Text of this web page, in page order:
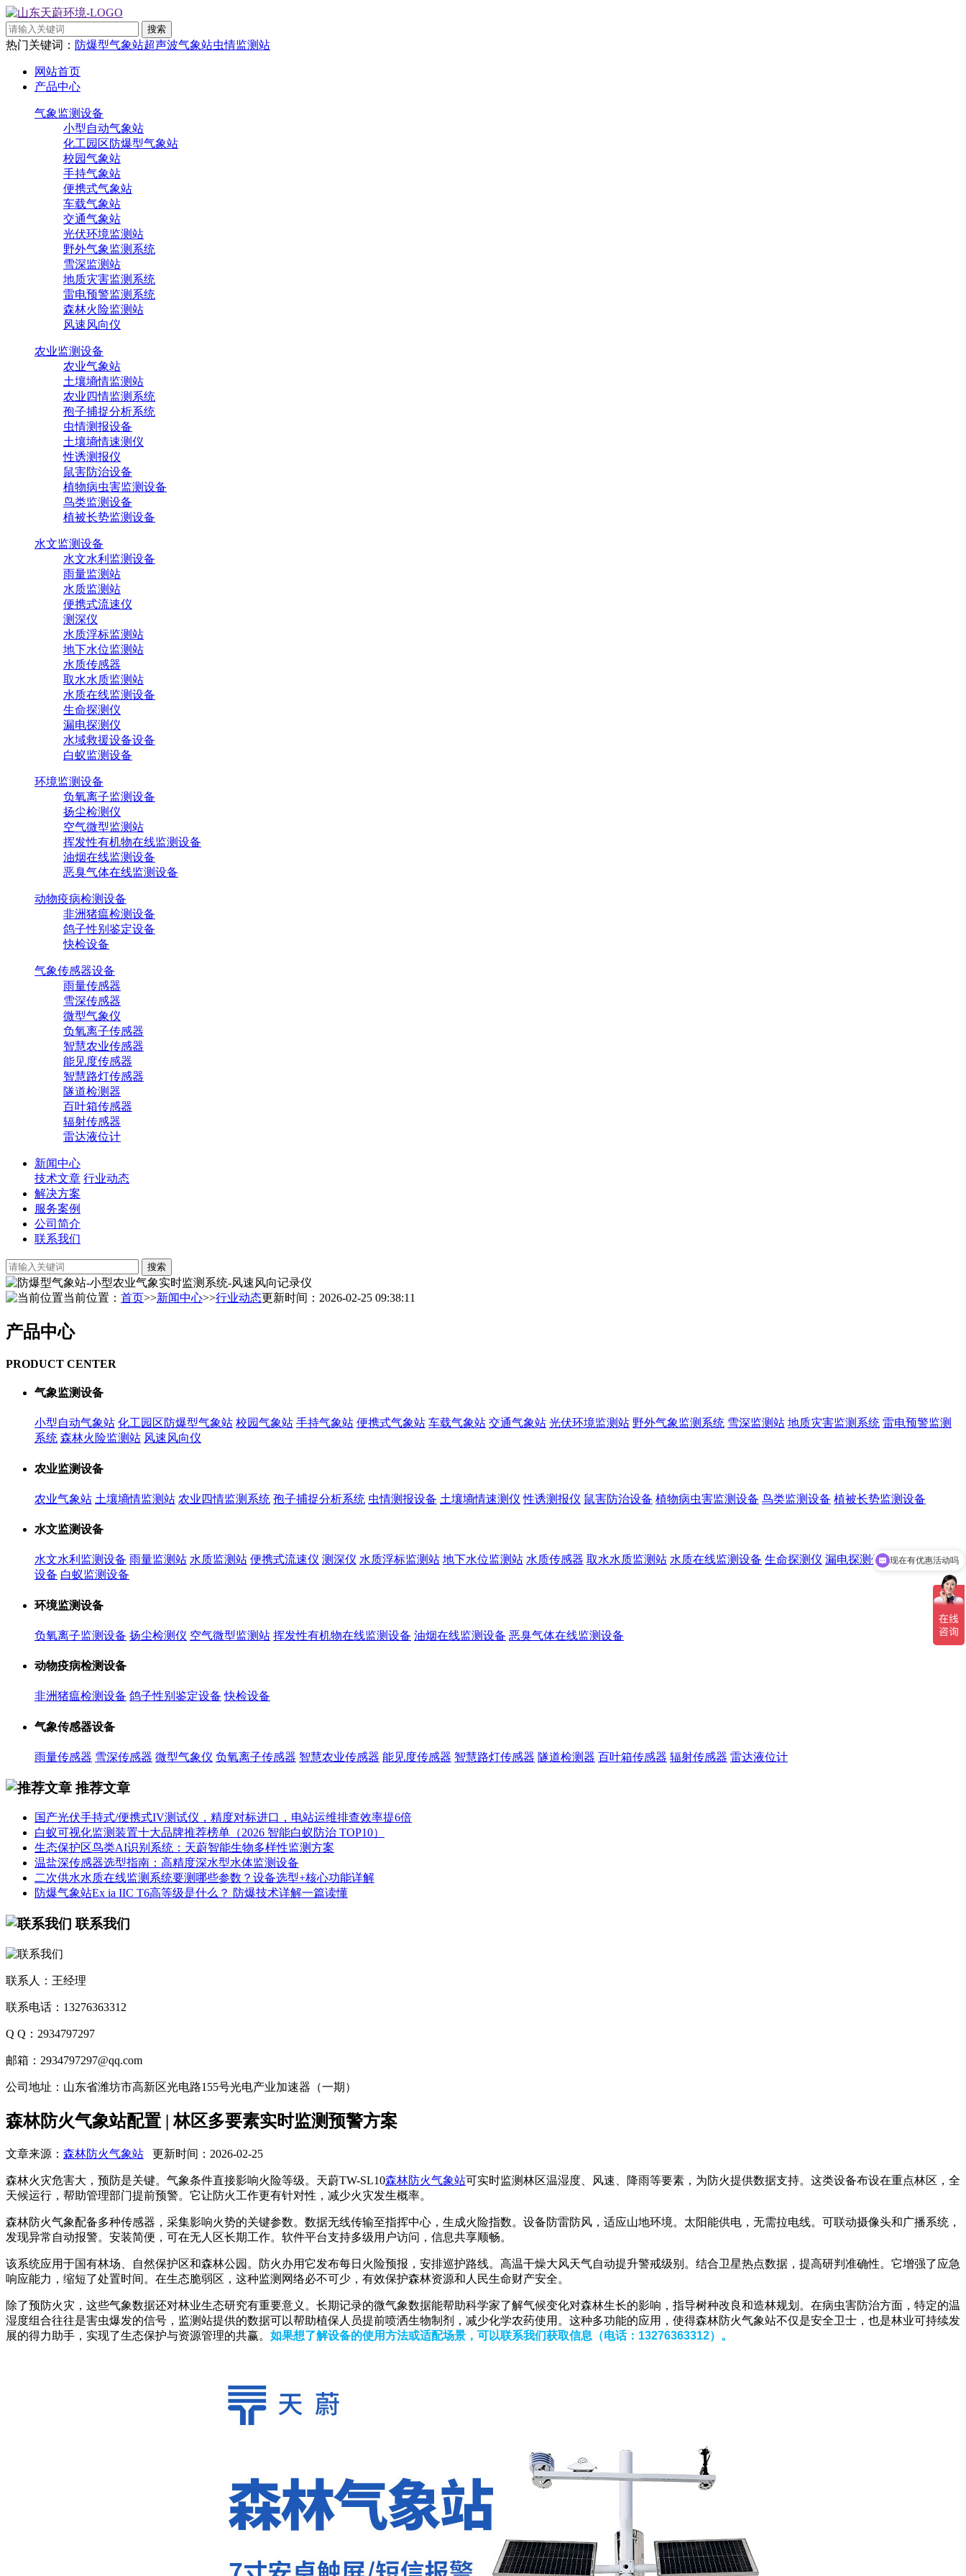
热门关键词： 防爆型气象站超声波气象站虫情监测站
网站首页
产品中心
气象监测设备
小型自动气象站
化工园区防爆型气象站
校园气象站
手持气象站
便携式气象站
车载气象站
交通气象站
光伏环境监测站
野外气象监测系统
雪深监测站
地质灾害监测系统
雷电预警监测系统
森林火险监测站
风速风向仪
农业监测设备
农业气象站
土壤墒情监测站
农业四情监测系统
孢子捕捉分析系统
虫情测报设备
土壤墒情速测仪
性诱测报仪
鼠害防治设备
植物病虫害监测设备
鸟类监测设备
植被长势监测设备
水文监测设备
水文水利监测设备
雨量监测站
水质监测站
便携式流速仪
测深仪
水质浮标监测站
地下水位监测站
水质传感器
取水水质监测站
水质在线监测设备
生命探测仪
漏电探测仪
水域救援设备设备
白蚁监测设备
环境监测设备
负氧离子监测设备
扬尘检测仪
空气微型监测站
挥发性有机物在线监测设备
油烟在线监测设备
恶臭气体在线监测设备
动物疫病检测设备
非洲猪瘟检测设备
鸽子性别鉴定设备
快检设备
气象传感器设备
雨量传感器
雪深传感器
微型气象仪
负氧离子传感器
智慧农业传感器
能见度传感器
智慧路灯传感器
隧道检测器
百叶箱传感器
辐射传感器
雷达液位计
新闻中心
技术文章 行业动态
解决方案
服务案例
公司简介
联系我们
当前位置： 首页>>新闻中心>>行业动态更新时间：2026-02-25 09:38:11
产品中心
PRODUCT CENTER
气象监测设备
小型自动气象站 化工园区防爆型气象站 校园气象站 手持气象站 便携式气象站 车载气象站 交通气象站 光伏环境监测站 野外气象监测系统 雪深监测站 地质灾害监测系统 雷电预警监测
系统 森林火险监测站 风速风向仪
农业监测设备
农业气象站 土壤墒情监测站 农业四情监测系统 孢子捕捉分析系统 虫情测报设备 土壤墒情速测仪 性诱测报仪 鼠害防治设备 植物病虫害监测设备 鸟类监测设备 植被长势监测设备
水文监测设备
水文水利监测设备 雨量监测站 水质监测站 便携式流速仪 测深仪 水质浮标监测站 地下水位监测站 水质传感器 取水水质监测站 水质在线监测设备 生命探测仪 漏电探测仪 水域救援设备
设备 白蚁监测设备
环境监测设备
负氧离子监测设备 扬尘检测仪 空气微型监测站 挥发性有机物在线监测设备 油烟在线监测设备 恶臭气体在线监测设备
动物疫病检测设备
非洲猪瘟检测设备 鸽子性别鉴定设备 快检设备
气象传感器设备
雨量传感器 雪深传感器 微型气象仪 负氧离子传感器 智慧农业传感器 能见度传感器 智慧路灯传感器 隧道检测器 百叶箱传感器 辐射传感器 雷达液位计
推荐文章
国产光伏手持式/便携式IV测试仪，精度对标进口，电站运维排查效率提6倍
白蚁可视化监测装置十大品牌推荐榜单（2026 智能白蚁防治 TOP10）
生态保护区鸟类AI识别系统：天蔚智能生物多样性监测方案
温盐深传感器选型指南：高精度深水型水体监测设备
二次供水水质在线监测系统要测哪些参数？设备选型+核心功能详解
防爆气象站Ex ia IIC T6高等级是什么？ 防爆技术详解一篇读懂
联系我们
联系人：王经理
联系电话：13276363312
Q Q：2934797297
邮箱：2934797297@qq.com
公司地址：山东省潍坊市高新区光电路155号光电产业加速器（一期）
森林防火气象站配置 | 林区多要素实时监测预警方案
文章来源： 森林防火气象站 更新时间：2026-02-25
森林火灾危害大，预防是关键。气象条件直接影响火险等级。天蔚TW-SL10森林防火气象站可实时监测林区温湿度、风速、降雨等要素，为防火提供数据支持。这类设备布设在重点林区，全
天候运行，帮助管理部门提前预警。它让防火工作更有针对性，减少火灾发生概率。
森林防火气象配备多种传感器，采集影响火势的关键参数。数据无线传输至指挥中心，生成火险指数。设备防雷防风，适应山地环境。太阳能供电，无需拉电线。可联动摄像头和广播系统，
发现异常自动报警。安装简便，可在无人区长期工作。软件平台支持多级用户访问，信息共享顺畅。
该系统应用于国有林场、自然保护区和森林公园。防火办用它发布每日火险预报，安排巡护路线。高温干燥大风天气自动提升警戒级别。结合卫星热点数据，提高研判准确性。它增强了应急
响应能力，缩短了处置时间。在生态脆弱区，这种监测网络必不可少，有效保护森林资源和人民生命财产安全。
除了预防火灾，这些气象数据还对林业生态研究有重要意义。长期记录的微气象数据能帮助科学家了解气候变化对森林生长的影响，指导树种改良和造林规划。在病虫害防治方面，特定的温
湿度组合往往是害虫爆发的信号，监测站提供的数据可以帮助植保人员提前喷洒生物制剂，减少化学农药使用。这种多功能的应用，使得森林防火气象站不仅是安全卫士，也是林业可持续发
展的得力助手，实现了生态保护与资源管理的共赢。 如果想了解设备的使用方法或适配场景，可以联系我们获取信息 （电话：13276363312） 。
现在有优惠活动吗